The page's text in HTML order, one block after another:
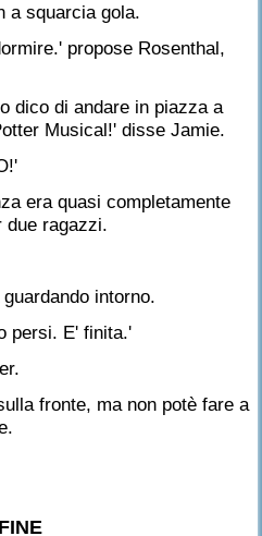
a squarcia gola.
propose Rosenthal,
dico di andare in piazza a
Musical!' disse Jamie.
era quasi completamente
due ragazzi.
intorno.
persi. E' finita.'
fronte, ma non potè fare a
FINE